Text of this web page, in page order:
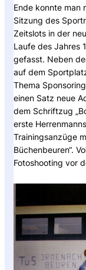
Ende konnte man
Sitzung des
Zeitslots in der
Laufe des Jahres
gefasst. Neben
auf dem
Thema
einen Satz neue
dem Schriftzug
erste
Trainingsanzüge
Büchenbeuren“.
Fotoshooting vor